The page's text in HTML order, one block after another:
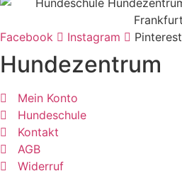
Facebook Instagram Pinterest
Hundezentrum
Mein Konto
Hundeschule
Kontakt
AGB
Widerruf